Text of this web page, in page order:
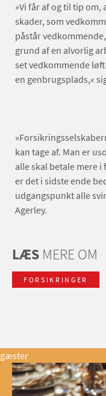
»Vi får af og til tip om,
skader, som
påstår
grund af en alvorlig
set vedkommende
en genbrugsplads,«
kan tage af. Man er
alle skal betale mere
er det i sidste ende
udgangspunkt alle
Agerley.
LÆS MERE OM
FORSIKRINGER
gæster